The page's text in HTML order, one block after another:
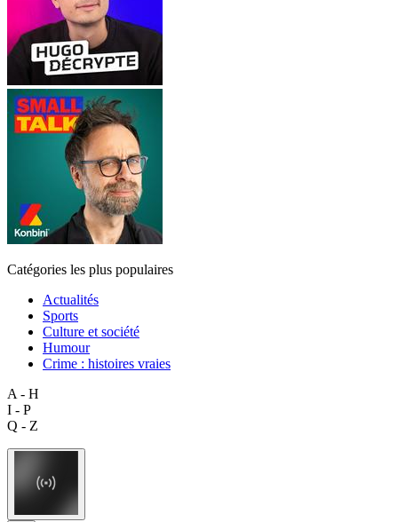
Catégories les plus populaires
Actualités
Sports
Culture et société
Humour
Crime : histoires vraies
A - H
I - P
Q - Z